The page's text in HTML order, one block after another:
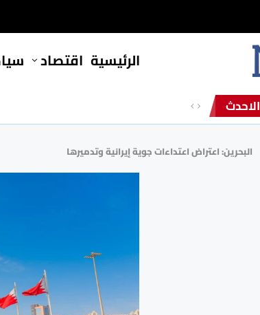
الرئيسية ⁠اقتصاد
الاحدث
البحرين: اعتراض اعتداءات جوية إيرانية وتدميرها